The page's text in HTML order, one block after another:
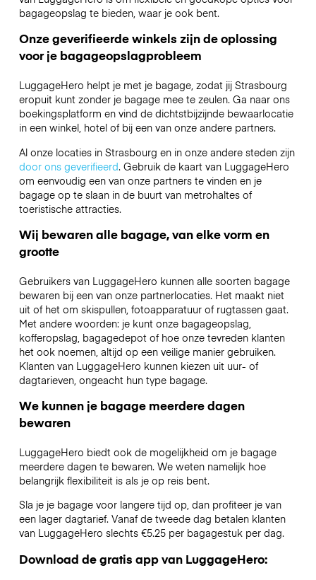
bagageopslag te bieden, waar je ook bent.
Onze geverifieerde winkels zijn de oplossing
voor je bagageopslagprobleem
LuggageHero helpt je met je bagage, zodat jij Strasbourg
eropuit kunt zonder je bagage mee te zeulen. Ga naar ons
boekingsplatform en vind de dichtstbijzijnde bewaarlocatie
in een winkel, hotel of bij een van onze andere partners.
Al onze locaties in Strasbourg en in onze andere steden zijn
door ons geverifieerd. Gebruik de kaart van LuggageHero
om eenvoudig een van onze partners te vinden en je
bagage op te slaan in de buurt van metrohaltes of
toeristische attracties.
Wij bewaren alle bagage, van elke vorm en
grootte
Gebruikers van LuggageHero kunnen alle soorten bagage
bewaren bij een van onze partnerlocaties. Het maakt niet
uit of het om skispullen, fotoapparatuur of rugtassen gaat.
Met andere woorden: je kunt onze bagageopslag,
kofferopslag, bagagedepot of hoe onze tevreden klanten
het ook noemen, altijd op een veilige manier gebruiken.
Klanten van LuggageHero kunnen kiezen uit uur- of
dagtarieven, ongeacht hun type bagage.
We kunnen je bagage meerdere dagen
bewaren
LuggageHero biedt ook de mogelijkheid om je bagage
meerdere dagen te bewaren. We weten namelijk hoe
belangrijk flexibiliteit is als je op reis bent.
Sla je je bagage voor langere tijd op, dan profiteer je van
een lager dagtarief. Vanaf de tweede dag betalen klanten
van LuggageHero slechts €5.25 per bagagestuk per dag.
Download de gratis app van LuggageHero: